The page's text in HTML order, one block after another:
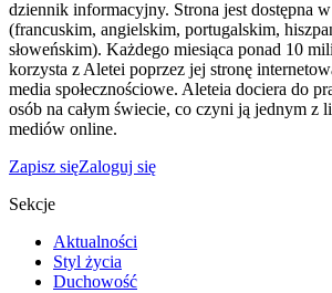
dziennik informacyjny. Strona jest dostępna
(francuskim, angielskim, portugalskim,
słoweńskim). Każdego miesiąca ponad 10
korzysta z Aletei poprzez jej stronę
media społecznościowe. Aleteia dociera do
osób na całym świecie, co czyni ją jednym z
mediów online.
Zapisz sięZaloguj się
Sekcje
Aktualności
Styl życia
Duchowość